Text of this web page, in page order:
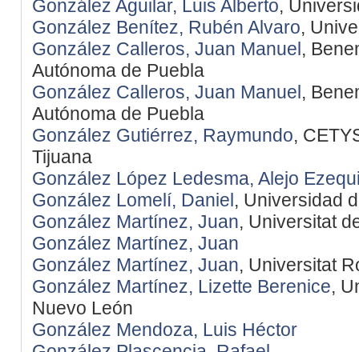
González Aguilar, Luis Alberto,
González Benítez, Rubén Alvaro,
González Calleros, Juan Manuel,
Autónoma de Puebla
González Calleros, Juan Manuel,
Autónoma de Puebla
González Gutiérrez, Raymundo,
Tijuana
González López Ledesma, Alejo
González Lomelí, Daniel, Universidad
González Martínez, Juan, Universitat
González Martínez, Juan
González Martínez, Juan, Universitat
González Martínez, Lizette Berenice,
Nuevo León
González Mendoza, Luis Héctor